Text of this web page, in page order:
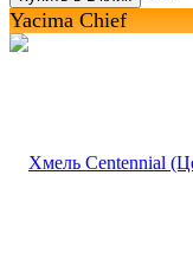
Yacima Chief